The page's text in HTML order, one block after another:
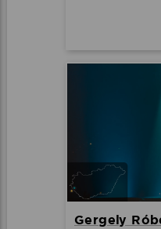
Gergely